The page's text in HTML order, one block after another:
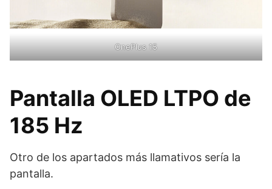
OnePlus 15
Pantalla OLED LTPO de
185 Hz
Otro de los apartados más llamativos sería la
pantalla.